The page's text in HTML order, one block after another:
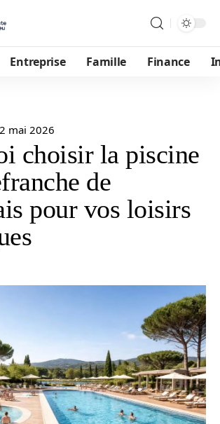
Entreprise Famille Finance
mai 2026
choisir la piscine
de
pour vos loisirs